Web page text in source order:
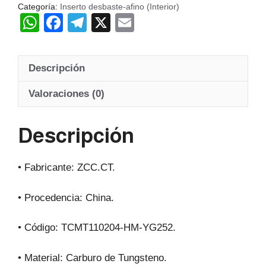
Categoría: Inserto desbaste-afino (Interior)
W
at
A
p
F
c
b
o
T
e
a
X
ail
Descripción
Valoraciones (0)
Descripción
• Fabricante: ZCC.CT.
• Procedencia: China.
• Código: TCMT110204-HM-YG252.
• Material: Carburo de Tungsteno.